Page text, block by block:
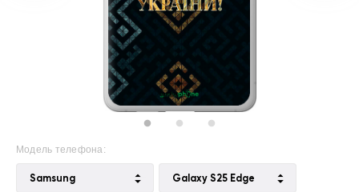
Модель телефона:
Samsung Galaxy S25 Edge